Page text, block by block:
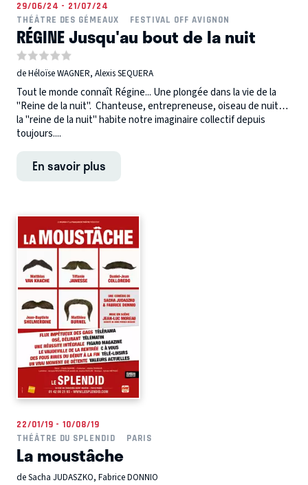
29/06/24 - 21/07/24
THÉÂTRE DES GÉMEAUX
FESTIVAL OFF AVIGNON
RÉGINE Jusqu'au bout de la nuit
de Héloïse WAGNER, Alexis SEQUERA
Tout le monde connaît Régine... Une plongée dans la vie de la
"Reine de la nuit". ​Chanteuse, entrepreneuse, oiseau de nuit…
la "reine de la nuit" habite notre imaginaire collectif depuis
toujours....
En savoir plus
22/01/19 - 10/08/19
THÉÂTRE DU SPLENDID
PARIS
La moustâche
de Sacha JUDASZKO, Fabrice DONNIO